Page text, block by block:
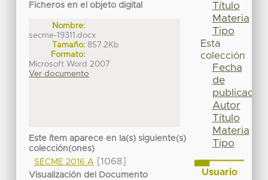
Ficheros en el objeto digital
Nombre:
secme-19311.docx
Tamaño: 857.2Kb
Formato:
Microsoft Word 2007
Ver documento
Este ítem aparece en la(s) siguiente(s)
colección(ones)
SECME 2016 A[1068]
Visualización del Documento
Título
Materia
Tipo
Esta
colección
Fecha
de
publicación
Autor
Título
Materia
Tipo
Usuario